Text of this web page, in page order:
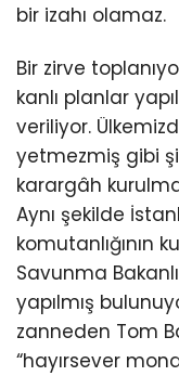
bir izahı olamaz.
Bir zirve
kanlı planlar
veriliyor.
yetmezmiş gibi
karargâh
Aynı şekilde
komutanlığının
Savunma
yapılmış
zanneden Tom
“hayırsever